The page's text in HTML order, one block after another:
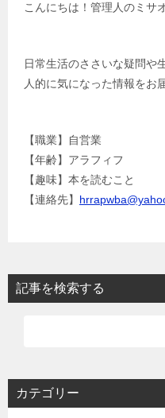
こんにちは！管理人のミサ
日常生活のささいな疑問や
人的に気になった情報をお
【職業】自営業
【年齢】アラフィフ
【趣味】本を読むこと
【連絡先】
記事を検索する
カテゴリー